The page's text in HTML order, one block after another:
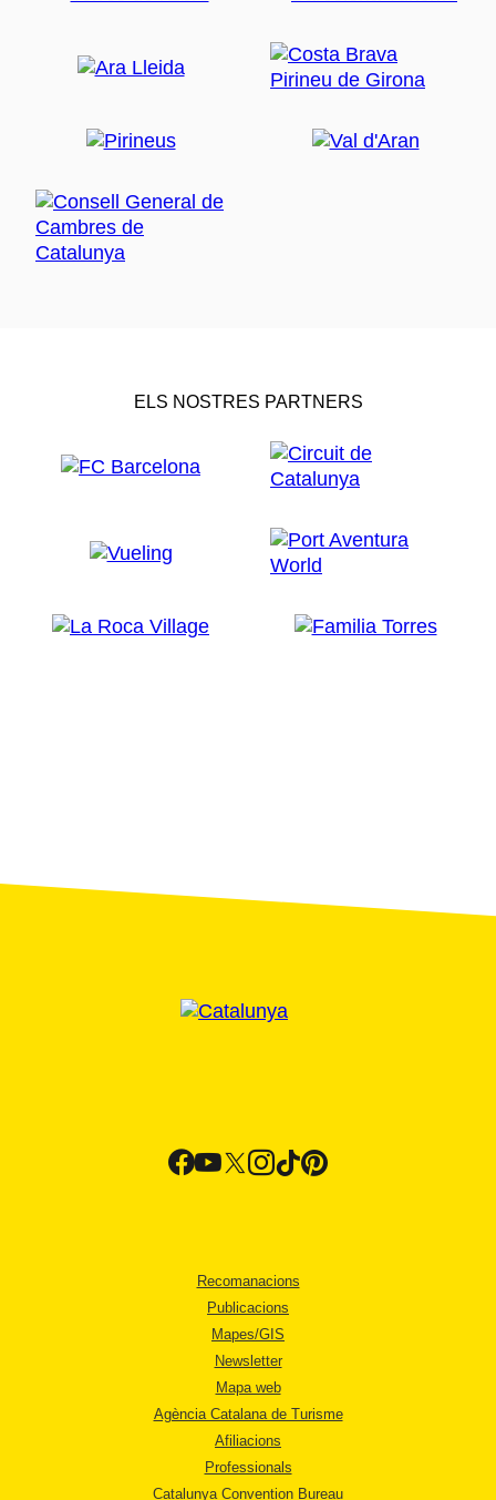
ELS NOSTRES PARTNERS
Recomanacions
Publicacions
Mapes/GIS
Newsletter
Mapa web
Agència Catalana de Turisme
Afiliacions
Professionals
Catalunya Convention Bureau